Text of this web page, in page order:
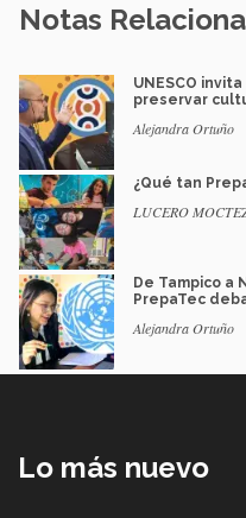
Notas
UNESCO
preservar
Alejandra Ortuño
¿Qué tan
LUCERO
De Tampico a
PrepaTec
Alejandra Ortuño
Lo más nuevo